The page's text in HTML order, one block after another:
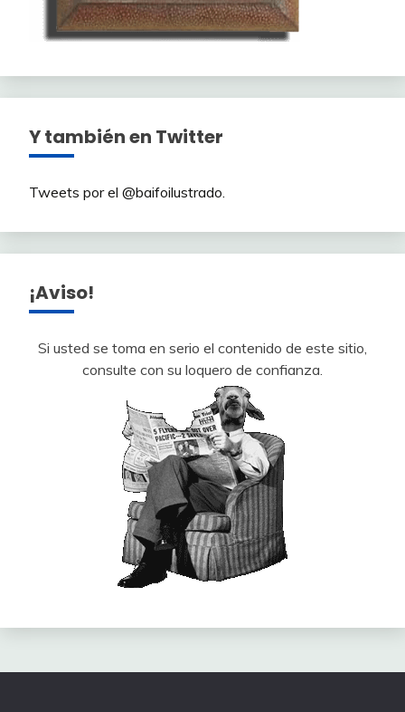
Y también en Twitter
Tweets por el @baifoilustrado.
¡Aviso!
Si usted se toma en serio el contenido de este sitio,
consulte con su loquero de confianza.